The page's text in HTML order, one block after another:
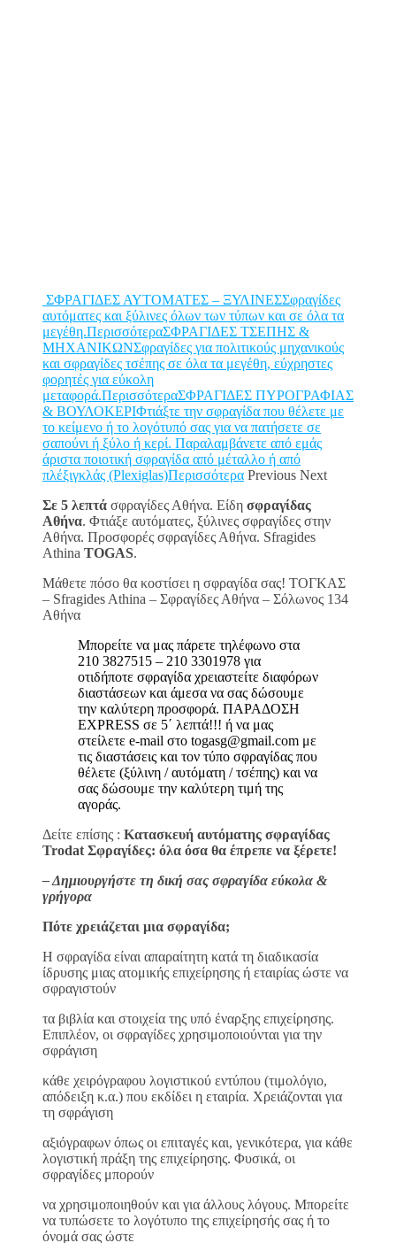
ΣΦΡΑΓΙΔΕΣ ΑΥΤΟΜΑΤΕΣ – ΞΥΛΙΝΕΣΣφραγίδες
αυτόματες και ξύλινες όλων των τύπων και σε όλα τα
μεγέθη.ΠερισσότεραΣΦΡΑΓΙΔΕΣ ΤΣΕΠΗΣ &
ΜΗΧΑΝΙΚΩΝΣφραγίδες για πολιτικούς μηχανικούς
και σφραγίδες τσέπης σε όλα τα μεγέθη, εύχρηστες
φορητές για εύκολη
μεταφορά.ΠερισσότεραΣΦΡΑΓΙΔΕΣ ΠΥΡΟΓΡΑΦΙΑΣ
& ΒΟΥΛΟΚΕΡΙΦτιάξτε την σφραγίδα που θέλετε με
το κείμενο ή το λογότυπό σας για να πατήσετε σε
σαπούνι ή ξύλο ή κερί. Παραλαμβάνετε από εμάς
άριστα ποιοτική σφραγίδα από μέταλλο ή από
πλέξιγκλάς (Plexiglas)Περισσότερα Previous Next
Σε 5 λεπτά σφραγίδες Αθήνα. Είδη σφραγίδας
Αθήνα. Φτιάξε αυτόματες, ξύλινες σφραγίδες στην
Αθήνα. Προσφορές σφραγίδες Αθήνα. Sfragides
Athina TOGAS.
Μάθετε πόσο θα κοστίσει η σφραγίδα σας! ΤΟΓΚΑΣ
– Sfragides Athina – Σφραγίδες Αθήνα – Σόλωνος 134
Αθήνα
Μπορείτε να μας πάρετε τηλέφωνο στα
210 3827515 – 210 3301978 για
οτιδήποτε σφραγίδα χρειαστείτε διαφόρων
διαστάσεων και άμεσα να σας δώσουμε
την καλύτερη προσφορά. ΠΑΡΑΔΟΣΗ
EXPRESS σε 5΄ λεπτά!!! ή να μας
στείλετε e-mail στο togasg@gmail.com με
τις διαστάσεις και τον τύπο σφραγίδας που
θέλετε (ξύλινη / αυτόματη / τσέπης) και να
σας δώσουμε την καλύτερη τιμή της
αγοράς.
Δείτε επίσης : Κατασκευή αυτόματης σφραγίδας
Trodat Σφραγίδες: όλα όσα θα έπρεπε να ξέρετε!
– Δημιουργήστε τη δική σας σφραγίδα εύκολα &
γρήγορα
Πότε χρειάζεται μια σφραγίδα;
H σφραγίδα είναι απαραίτητη κατά τη διαδικασία
ίδρυσης μιας ατομικής επιχείρησης ή εταιρίας ώστε να
σφραγιστούν
τα βιβλία και στοιχεία της υπό έναρξης επιχείρησης.
Επιπλέον, οι σφραγίδες χρησιμοποιούνται για την
σφράγιση
κάθε χειρόγραφου λογιστικού εντύπου (τιμολόγιο,
απόδειξη κ.α.) που εκδίδει η εταιρία. Χρειάζονται για
τη σφράγιση
αξιόγραφων όπως οι επιταγές και, γενικότερα, για κάθε
λογιστική πράξη της επιχείρησης. Φυσικά, οι
σφραγίδες μπορούν
να χρησιμοποιηθούν και για άλλους λόγους. Μπορείτε
να τυπώσετε το λογότυπο της επιχείρησής σας ή το
όνομά σας ώστε